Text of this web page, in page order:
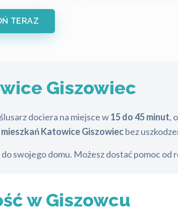
TERAZ
Giszowiec
dociera na miejsce w15 do 45 minut,
Katowice Giszowiecbez
swojego domu. Możesz dostać pomoc od
w Giszowcu